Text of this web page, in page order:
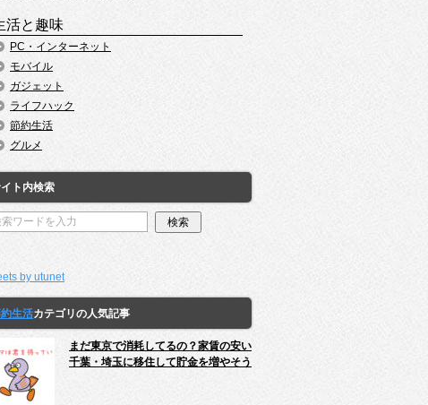
活と趣味
PC・インターネット
モバイル
ガジェット
ライフハック
節約生活
グルメ
ト内検索
by utunet
生活カテゴリの人気記事
まだ東京で消耗してるの？家賃の安い
千葉・埼玉に移住して貯金を増やそう